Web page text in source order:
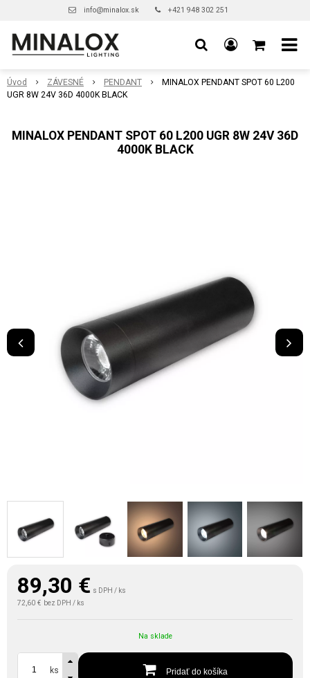
info@minalox.sk +421 948 302 251
Úvod ZÁVESNÉ PENDANT
MINALOX PENDANT SPOT 60 L200
UGR 8W 24V 36D 4000K BLACK
MINALOX PENDANT SPOT 60 L200 UGR 8W 24V 36D
4000K BLACK
89,30 € s DPH / ks
72,60 € bez DPH / ks
Na sklade
ks Pridať do košíka